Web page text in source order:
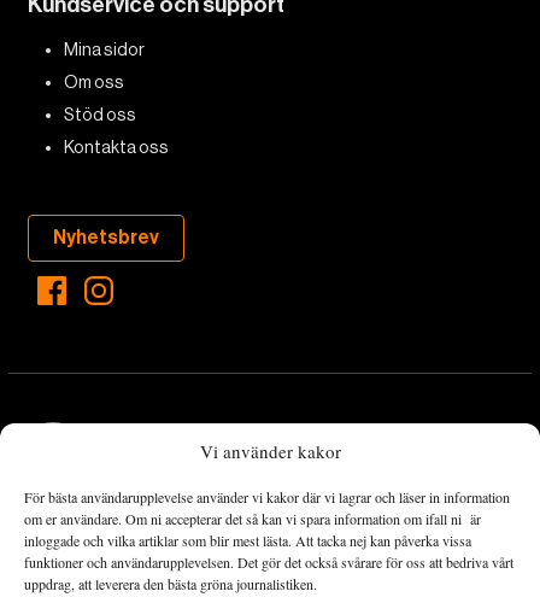
Vi använder kakor
För bästa användarupplevelse använder vi kakor där vi lagrar och läser in information
om er användare. Om ni accepterar det så kan vi spara information om ifall ni är
inloggade och vilka artiklar som blir mest lästa. Att tacka nej kan påverka vissa
funktioner och användarupplevelsen. Det gör det också svårare för oss att bedriva vårt
uppdrag, att leverera den bästa gröna journalistiken.
Mina sidor
Om oss
Stöd oss
Kontakta oss
Nyhetsbrev
Landets Fria Tidning är en nyhetstidning med bred bevakning av
det viktigaste som händer lokalt och globalt och med fokus på
omställningsrörelsen. En omställning till ett hållbart samhälle går
både via starka och lika rättigheter för alla människor, minskade